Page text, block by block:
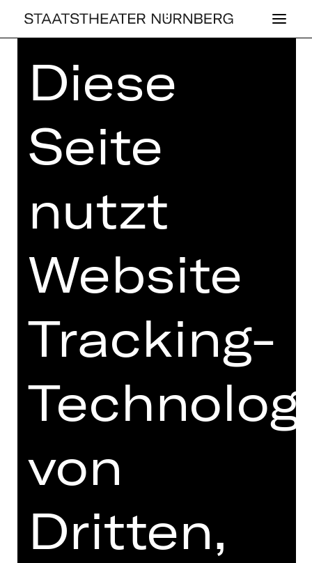
Home > Haus
HAUS DER
> KÜNSTLER*INNEN
> SCHAUSPIEL
> BALLETT
> KONZERT
> PLUS
Diese
Seite
nutzt
Website
Tracking-
von
Dritten,